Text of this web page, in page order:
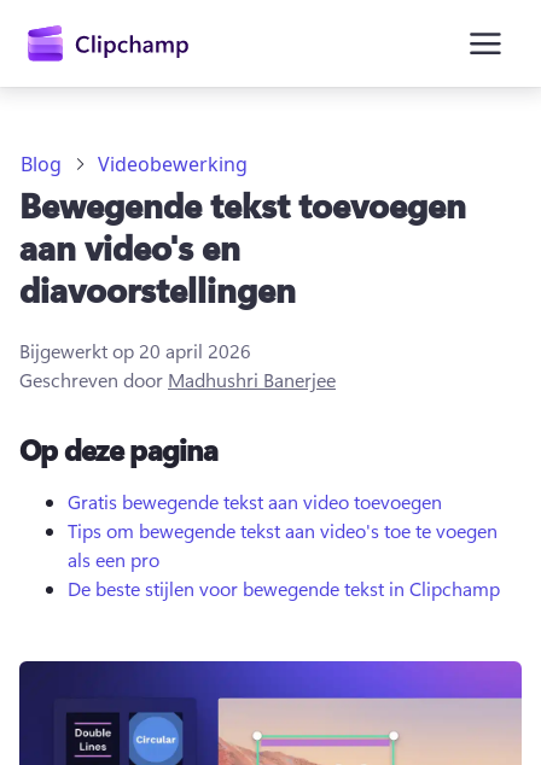
Aanmelden
Gratis uitproberen
Blog Videobewerking
Bewegende tekst toevoegen
aan video's en
diavoorstellingen
Bijgewerkt op 20 april 2026
Geschreven door Madhushri Banerjee
Op deze pagina
Gratis bewegende tekst aan video toevoegen
Tips om bewegende tekst aan video's toe te voegen
als een pro
De beste stijlen voor bewegende tekst in Clipchamp